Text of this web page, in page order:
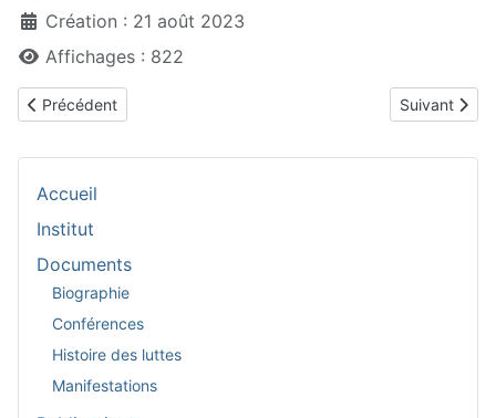
Accueil
Institut
Documents
Biographie
Conférences
Histoire des luttes
Manifestations
Création : 21 août 2023
Affichages : 822
Article précédent : Rétrospective des luttes de la SNPA à Elf et
Précédent Article
Suivant